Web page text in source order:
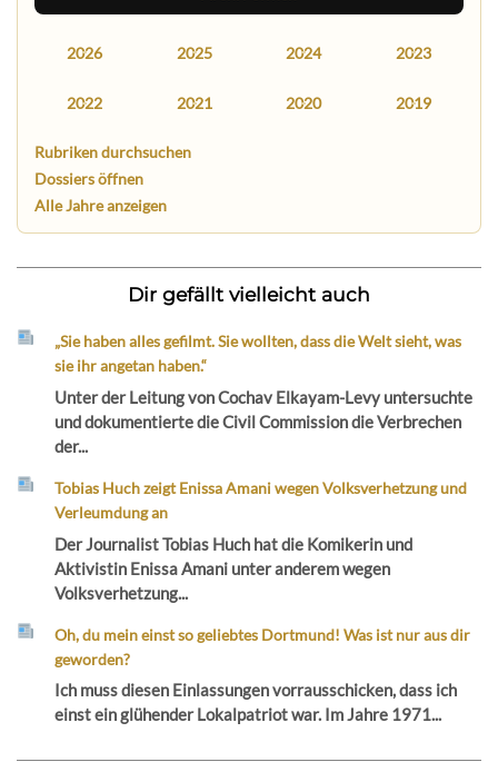
2026 2025 2024 2023
2022 2021 2020 2019
Rubriken durchsuchen
Dossiers öffnen
Alle Jahre anzeigen
Dir gefällt vielleicht auch
„Sie haben alles gefilmt. Sie wollten, dass die Welt sieht, was
sie ihr angetan haben.“
Unter der Leitung von Cochav Elkayam-Levy untersuchte
und dokumentierte die Civil Commission die Verbrechen
der...
Tobias Huch zeigt Enissa Amani wegen Volksverhetzung und
Verleumdung an
Der Journalist Tobias Huch hat die Komikerin und
Aktivistin Enissa Amani unter anderem wegen
Volksverhetzung...
Oh, du mein einst so geliebtes Dortmund! Was ist nur aus dir
geworden?
Ich muss diesen Einlassungen vorrausschicken, dass ich
einst ein glühender Lokalpatriot war. Im Jahre 1971...